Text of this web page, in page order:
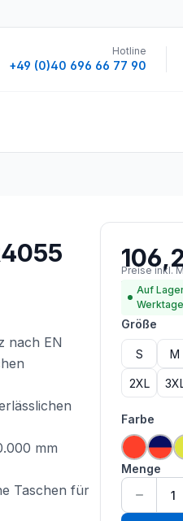
Hotline
+49 (0)40 696 66 77 90
nach EN
mm
Taschen für
Preise inkl.
Auf
Werktage
Größe
S M
2XL
Farbe
hi vishi
Menge